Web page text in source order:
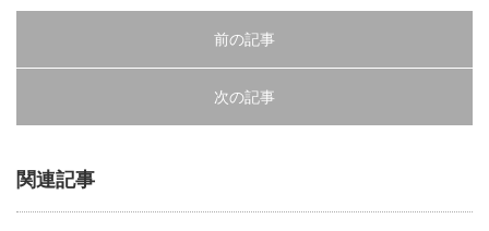
前の記事
次の記事
関連記事